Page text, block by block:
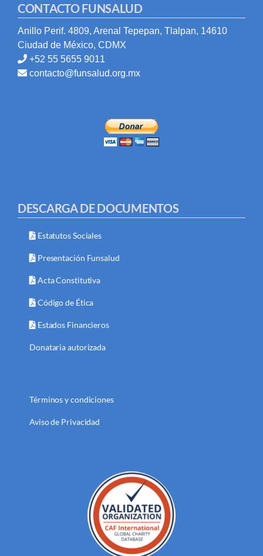
CONTACTO FUNSALUD
Anillo Perif. 4809, Arenal Tepepan, Tlalpan, 14610
Ciudad de México, CDMX
+52 55 5655 9011
contacto@funsalud.org.mx
DESCARGA DE DOCUMENTOS
Estatutos Sociales
Presentación Funsalud
Acta Constitutiva
Código de Ética
Estados Financieros
Donataria autorizada
Términos y condiciones
Aviso de Privacidad